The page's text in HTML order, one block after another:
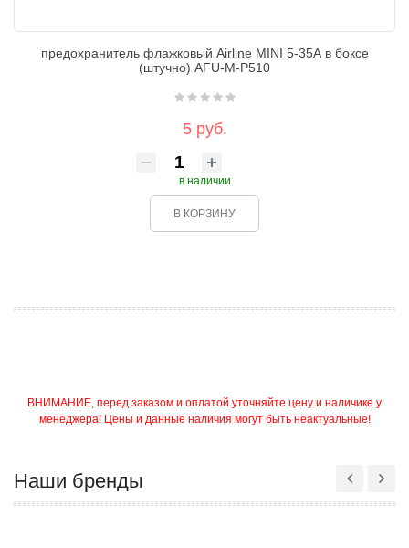
предохранитель флажковый Airline MINI 5-35А в боксе
(штучно) AFU-M-P510
5 руб.
в наличии
В КОРЗИНУ
ВНИМАНИЕ, перед заказом и оплатой уточняйте цену и наличике у
менеджера! Цены и данные наличия могут быть неактуальные!
Наши бренды